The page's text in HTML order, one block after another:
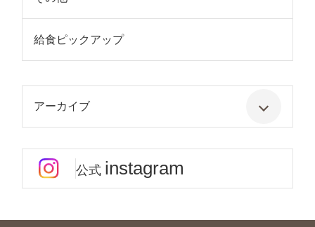
給食ピックアップ
アーカイブ
公式 instagram